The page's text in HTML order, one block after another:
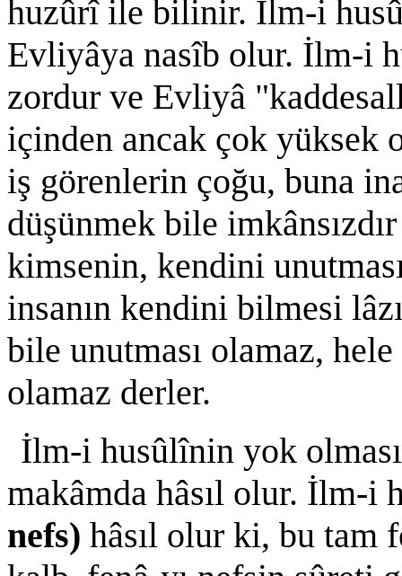
huzûrî ile bilinir. İlm-i
Evliyâya nasîb olur. İlm-i
zordur ve Evliyâ
içinden ancak çok yüksek
iş görenlerin çoğu, buna
düşünmek bile
kimsenin, kendini
insanın kendini bilmesi
bile unutması olamaz,
olamaz derler.
İlm-i husûlînin yok
makâmda hâsıl olur. İlm-i
nefs) hâsıl olur ki, bu tam